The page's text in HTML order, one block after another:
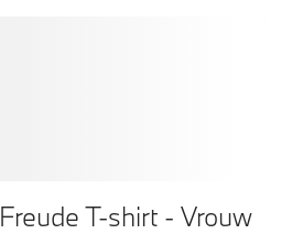
BMW Lifestyle Freude T-shirt - Vrouw